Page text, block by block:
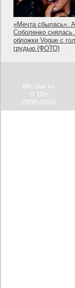
«Мечта сбылась».
Соболенко снялась
обложки Vogue с
грудью (ФОТО)
life-star.ru
© 18+
2008-2026